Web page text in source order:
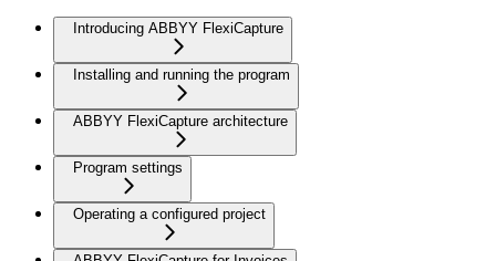
Introducing ABBYY FlexiCapture
Installing and running the program
ABBYY FlexiCapture architecture
Program settings
Operating a configured project